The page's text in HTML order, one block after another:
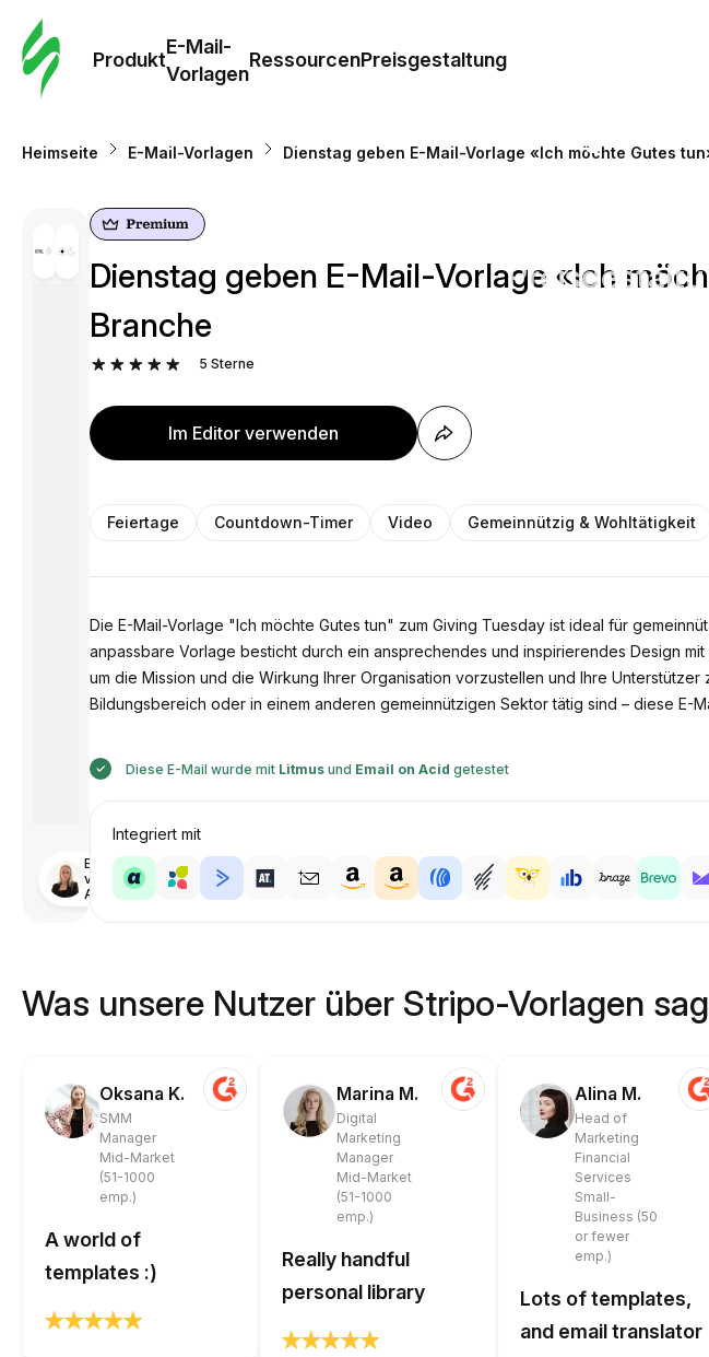
Produkt
E-Mail-
Vorlagen
RessourcenPreisgestaltung
Heimseite E-Mail-Vorlagen Dienstag geben E-Mail-Vorlage «Ich möchte Gutes
Entworfen
von
Anastasiia
Dienstag geben E-Mail-Vorlage «Ich
Branche
5 Sterne
Im Editor verwenden
Feiertage Countdown-Timer Video Gemeinnützig & Wohltätigkeit
Die E-Mail-Vorlage "Ich möchte Gutes tun" zum Giving Tuesday ist ideal für
anpassbare Vorlage besticht durch ein ansprechendes und inspirierendes Design
um die Mission und die Wirkung Ihrer Organisation vorzustellen und Ihre
Bildungsbereich oder in einem anderen gemeinnützigen Sektor tätig sind – diese
Diese E-Mail wurde mit Litmusund Email on Acid getestet
Integriert mit
Was unsere Nutzer über Stripo-Vorlagen
Oksana K.
SMM
Manager
Mid-Market
(51-1000
emp.)
A world of
templates :)
Marina M.
Digital
Marketing
Manager
Mid-Market
(51-1000
emp.)
Really handful
personal library
Alina M.
Head of
Marketing
Financial
Services
Small-
Business (50
or fewer
emp.)
Lots of templates,
and email translator